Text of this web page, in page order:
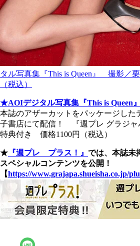
タル写真集『This is Queen』 撮影／
（税込）
★AOIデジタル写真集『This is Queen』
本誌のアザーカットをパッケージした
子書店にて配信！ 『週プレ グラジャ
特典付き 価格1100円（税込）
★ 『週プレ プラス！』 では、本誌未
スペシャルコンテンツを公開！
【https://www.grajapa.shueisha.co.jp/